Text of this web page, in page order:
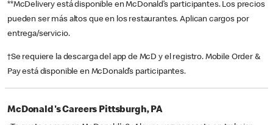
**McDelivery está disponible en McDonald’s participantes. Los precios
pueden ser más altos que en los restaurantes. Aplican cargos por
entrega/servicio.
†Se requiere la descarga del app de McD y el registro. Mobile Order &
Pay está disponible en McDonald’s participantes.
McDonald's Careers Pittsburgh, PA